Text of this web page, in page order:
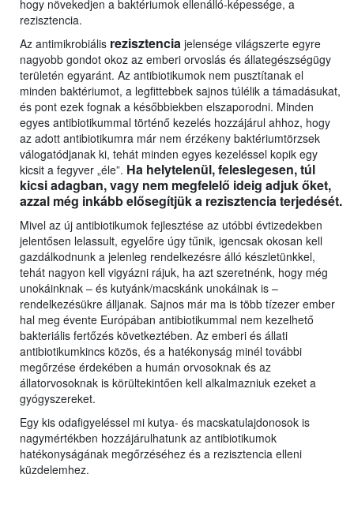
hogy növekedjen a baktériumok ellenálló-képessége, a
rezisztencia.
Az antimikrobiális rezisztencia jelensége világszerte egyre
nagyobb gondot okoz az emberi orvoslás és állategészségügy
területén egyaránt. Az antibiotikumok nem pusztítanak el
minden baktériumot, a legfittebbek sajnos túlélik a támadásukat,
és pont ezek fognak a későbbiekben elszaporodni. Minden
egyes antibiotikummal történő kezelés hozzájárul ahhoz, hogy
az adott antibiotikumra már nem érzékeny baktériumtörzsek
válogatódjanak ki, tehát minden egyes kezeléssel kopik egy
kicsit a fegyver „éle”. Ha helytelenül, feleslegesen, túl
kicsi adagban, vagy nem megfelelő ideig adjuk őket,
azzal még inkább elősegítjük a rezisztencia terjedését.
Mivel az új antibiotikumok fejlesztése az utóbbi évtizedekben
jelentősen lelassult, egyelőre úgy tűnik, igencsak okosan kell
gazdálkodnunk a jelenleg rendelkezésre álló készletünkkel,
tehát nagyon kell vigyázni rájuk, ha azt szeretnénk, hogy még
unokáinknak – és kutyánk/macskánk unokáinak is –
rendelkezésükre álljanak. Sajnos már ma is több tízezer ember
hal meg évente Európában antibiotikummal nem kezelhető
bakteriális fertőzés következtében. Az emberi és állati
antibiotikumkincs közös, és a hatékonyság minél további
megőrzése érdekében a humán orvosoknak és az
állatorvosoknak is körültekintően kell alkalmazniuk ezeket a
gyógyszereket.
Egy kis odafigyeléssel mi kutya- és macskatulajdonosok is
nagymértékben hozzájárulhatunk az antibiotikumok
hatékonyságának megőrzéséhez és a rezisztencia elleni
küzdelemhez.